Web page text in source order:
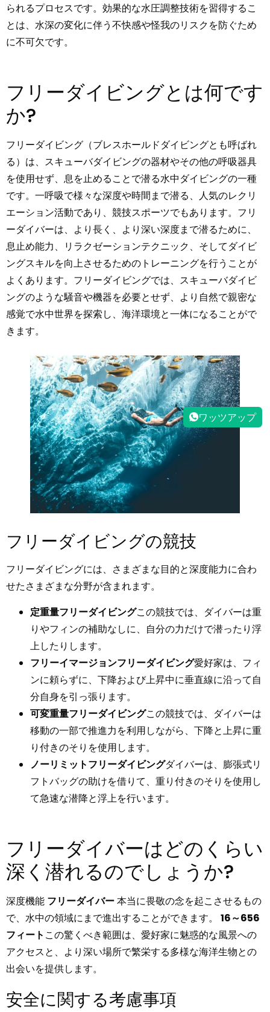
られるプロセスです。効果的な水圧調整技術を習得するこ
とは、水深の変化に伴う不快感や怪我のリスクを防ぐため
に不可欠です。
フリーダイビングとは何です
か?
フリーダイビング（ブレスホールドダイビングとも呼ばれ
る）は、スキューバダイビングの器材やその他の呼吸器具
を使用せず、息を止めることで潜る水中ダイビングの一種
です。一呼吸で様々な深度や時間まで潜る、人気のレクリ
エーション活動であり、競技スポーツでもあります。フリ
ーダイバーは、より長く、より深い深度まで潜るために、
息止め能力、リラクゼーションテクニック、そしてダイビ
ングスキルを向上させるためのトレーニングを行うことが
よくあります。フリーダイビングでは、スキューバダイビ
ングのような騒音や機器を必要とせず、より自然で親密な
感覚で水中世界を探索し、海洋環境と一体になることがで
きます。
フリーダイビングの競技
フリーダイビングには、さまざまな目的と深度能力に合わ
せたさまざまな分野が含まれます。
定重量フリーダイビングこの競技では、ダイバーは重
りやフィンの補助なしに、自分の力だけで潜ったり浮
上したりします。
フリーイマージョンフリーダイビング愛好家は、フィ
ンに頼らずに、下降および上昇中に垂直線に沿って自
分自身を引っ張ります。
可変重量フリーダイビングこの競技では、ダイバーは
移動の一部で推進力を利用しながら、下降と上昇に重
り付きのそりを使用します。
ノーリミットフリーダイビングダイバーは、膨張式リ
フトバッグの助けを借りて、重り付きのそりを使用し
て急速な潜降と浮上を行います。
フリーダイバーはどのくらい
深く潜れるのでしょうか?
深度機能 フリーダイバー本当に畏敬の念を起こさせるもの
で、水中の領域にまで進出することができます。 16～656
フィート この驚くべき範囲は、愛好家に魅惑的な風景への
アクセスと、より深い場所で繁栄する多様な海洋生物との
出会いを提供します。
安全に関する考慮事項
ワッツアップ